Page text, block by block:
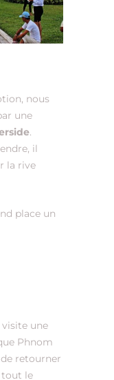
nous
une
.
il
la rive
place un
visite une
Phnom
retourner
tout le